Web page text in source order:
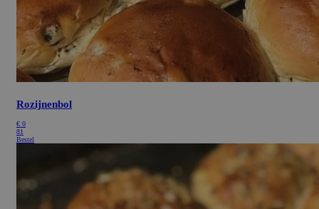
Rozijnenbol
€ 0
81
Bestel